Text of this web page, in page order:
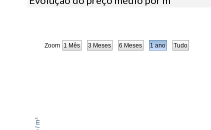
Zoom 1 Mês 3 Meses 6 Meses 1 ano Tudo